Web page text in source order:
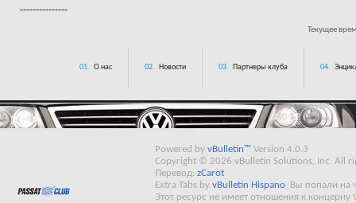
---------------
Текущее
01. О нас 02. Новости 03. Партнеры клуба 04.
Powered by vBulletin™ Version 4.0.3
Copyright © 2026 vBulletin Solutions, Inc. All
Перевод: zCarot
Extra Tabs by vBulletin Hispano
Вы попали на
Этот ресурс не имеет отношения к концерну